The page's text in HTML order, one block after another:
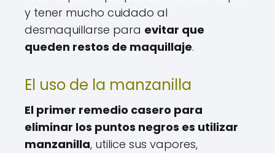
y tener mucho cuidado al
desmaquillarse para evitar que
queden restos de maquillaje.
El uso de la manzanilla
El primer remedio casero para
eliminar los puntos negros es utilizar
manzanilla, utilice sus vapores,